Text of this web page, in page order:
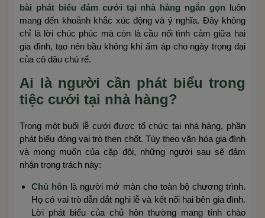
bài phát biểu đám cưới tại nhà hàng ngắn gọn luôn
mang đến khoảnh khắc xúc động và ý nghĩa. Đây không
chỉ là lời chúc phúc mà còn là cầu nối tình cảm giữa hai
gia đình, tạo nên bầu không khí ấm áp cho ngày trọng đại
của cô dâu chú rể.
Ai là người cần phát biểu trong
tiệc cưới tại nhà hàng?
Trong một buổi lễ cưới được tổ chức tại nhà hàng, phần
phát biểu đóng vai trò then chốt. Tùy theo văn hóa gia đình
và mong muốn của cặp đôi, những người sau sẽ đảm
nhận trọng trách này:
Chủ hôn là người mở màn cho toàn bộ chương trình.
Họ có vai trò dẫn dắt nghi lễ và kết nối hai bên gia đình.
Lời phát biểu của chủ hôn thường mang tính chào